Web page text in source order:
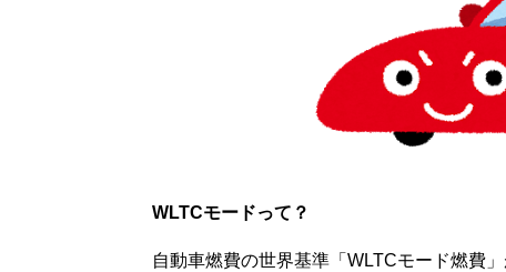
WLTCモードって？
自動車燃費の世界基準「WLTCモード燃費